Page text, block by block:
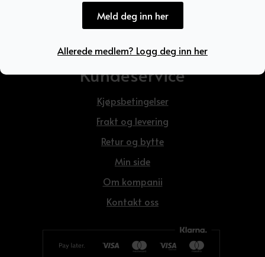
Kundeservice
Kjøpsbetingelser
Frakt og levering
Retur og bytte
Min side
Om kompanii
Kontakt oss
Meld deg inn her
Allerede medlem? Logg deg inn her